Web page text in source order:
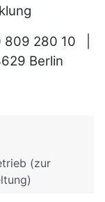
809 280 10
Berlin
(zur